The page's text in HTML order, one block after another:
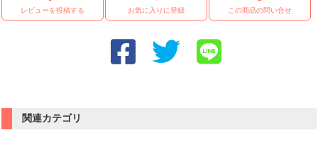
レビューを投稿する お気に入りに登録 この商品の問い合せ
関連カテゴリ